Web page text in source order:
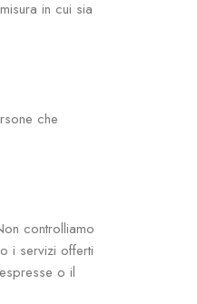
in cui sia
che
controlliamo
i servizi offerti
o il